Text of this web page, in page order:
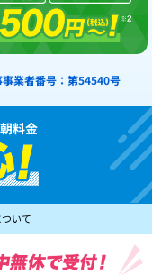
業者番号：第54540号
料金
いて